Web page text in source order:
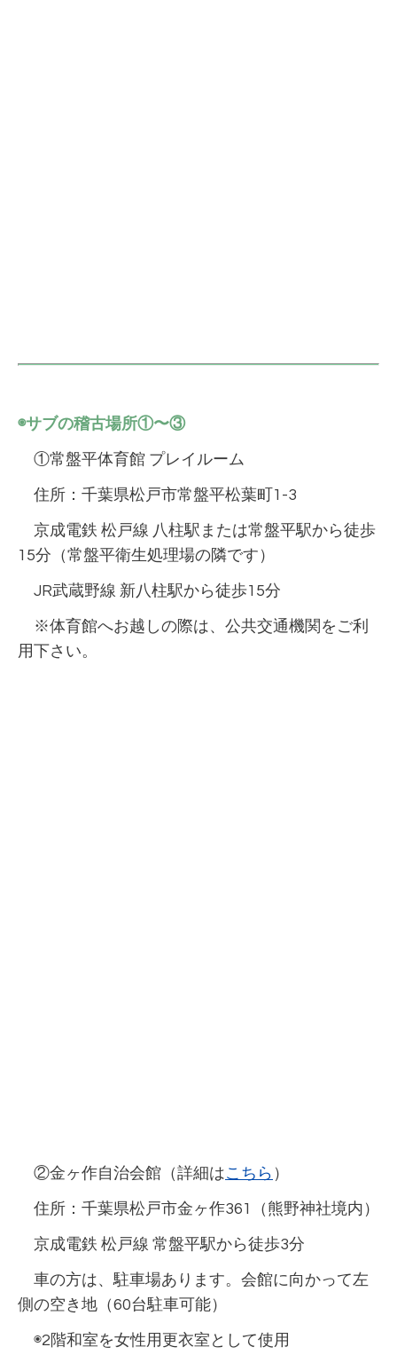
◉サブの稽古場所①〜③
①常盤平体育館 プレイルーム
住所：千葉県松戸市常盤平松葉町1-3
京成電鉄 松戸線 八柱駅または常盤平駅から徒歩
15分（常盤平衛生処理場の隣です）
JR武蔵野線 新八柱駅から徒歩15分
※体育館へお越しの際は、公共交通機関をご利
用下さい。
②金ヶ作自治会館（詳細はこちら ）
住所：千葉県松戸市金ヶ作361（熊野神社境内）
京成電鉄 松戸線 常盤平駅から徒歩3分
車の方は、駐車場あります。会館に向かって左
側の空き地（60台駐車可能）
◉2階和室を女性用更衣室として使用